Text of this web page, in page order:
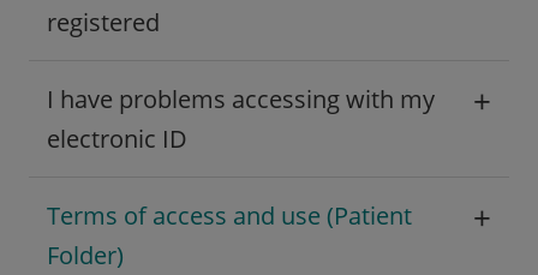
registered
I have problems accessing with my
electronic ID
+
Terms of access and use (Patient
Folder)
+